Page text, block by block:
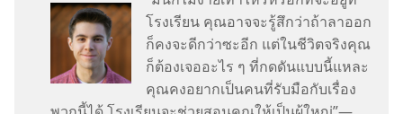
โรง​เรียน คุณ​อาจ​จะ​รู้สึก​ว่า​ถ้า​ลา​ออก​
ก็​คง​จะ​ดี​กว่า​ซะ​อีก แต่​ใน​ชีวิต​จริง​คุณ​
ก็​ต้อง​เจอ​อะไร​ ๆ ​ที่​กดดัน​แบบ​นี้​แหละ
คุณ​คง​อยาก​เป็น​คน​ที่​รับมือ​กับ​เรื่อง​